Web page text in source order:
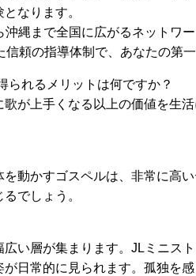
なります。
縄まで全国に広がるネットワ
頼の指導体制で、あなたの第一
られるメリットは何ですか？
が上手くなる以上の価値を生
動かすゴスペルは、非常に高
でしょう。
い層が集まります。JLミニス
日常的に見られます。孤独を